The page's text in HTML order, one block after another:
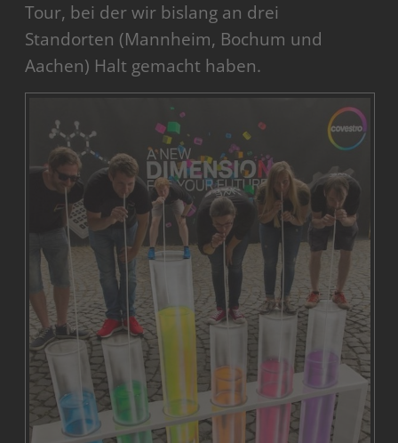
Tour, bei der wir bislang an drei
Standorten (Mannheim, Bochum und
Aachen) Halt gemacht haben.